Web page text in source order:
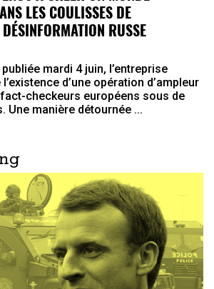
LES COULISSES DE
RUSSE
mardi 4 juin, l’entreprise
d’une opération d’ampleur
checkeurs européens sous de
Une manière détournée ...